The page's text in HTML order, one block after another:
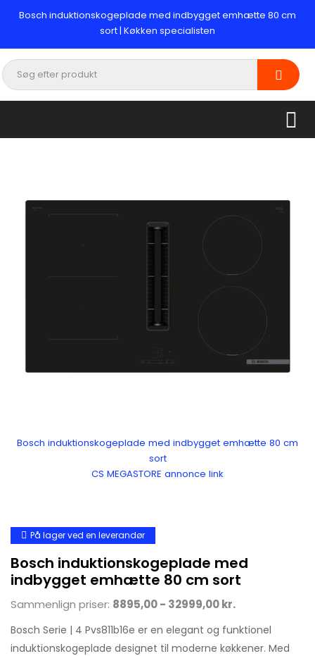
Bosch induktionskogeplade med indbygget emhætte 80 cm
sort | Køkken specialisten
Bosch induktionskogeplade med indbygget emhætte 80 cm
sort
CS MEGASTORE annonce link
På lager ved en leverandør
Bosch induktionskogeplade med
indbygget emhætte 80 cm sort
Sammenlign priser: 8895,00 - 32999,00 kr.
Bosch Serie | 4 Pvs811b16e er en elegant og funktionel
induktionskogeplade designet til moderne køkkener. Med